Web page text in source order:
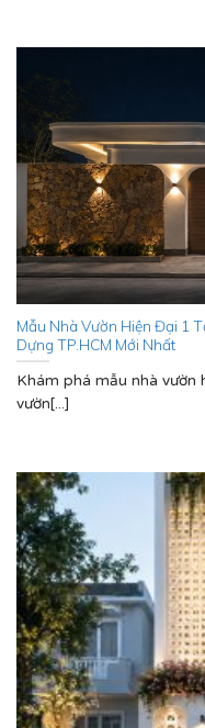
Mẫu Nhà Vườn Hiện Đại 1
Dựng TP.HCM Mới Nhất
Khám phá mẫu nhà vườn
vườn[...]